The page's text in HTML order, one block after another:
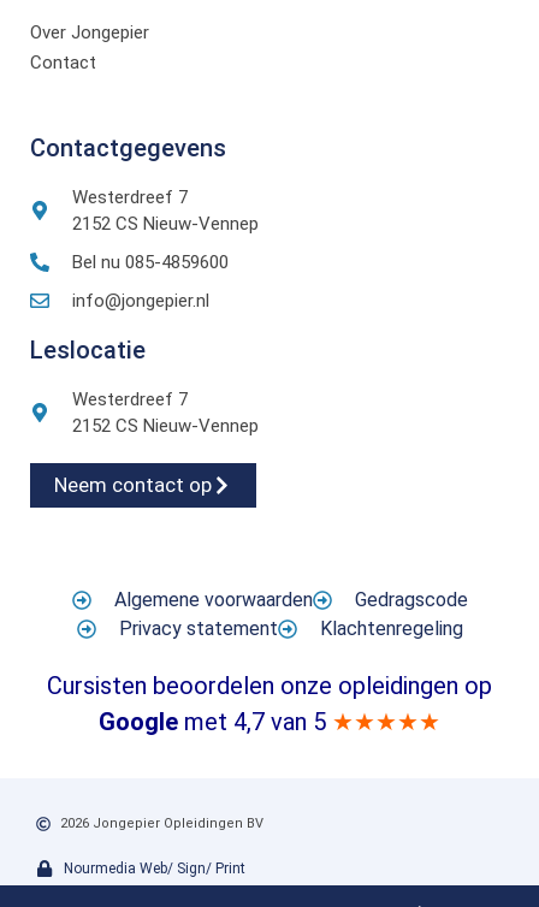
Over Jongepier
Contact
Contactgegevens
Westerdreef 7
2152 CS Nieuw-Vennep
Bel nu 085-4859600
info@jongepier.nl
Leslocatie
Westerdreef 7
2152 CS Nieuw-Vennep
Neem contact op
Algemene voorwaarden
Gedragscode
Privacy statement
Klachtenregeling
Cursisten beoordelen onze opleidingen op
Google met 4,7 van 5 ★★★★★
2026 Jongepier Opleidingen BV
Nourmedia Web/ Sign/ Print